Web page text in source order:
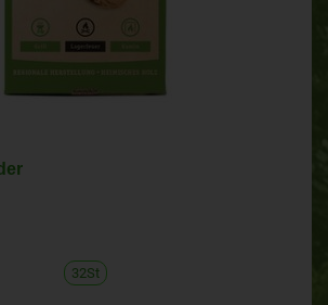
32St